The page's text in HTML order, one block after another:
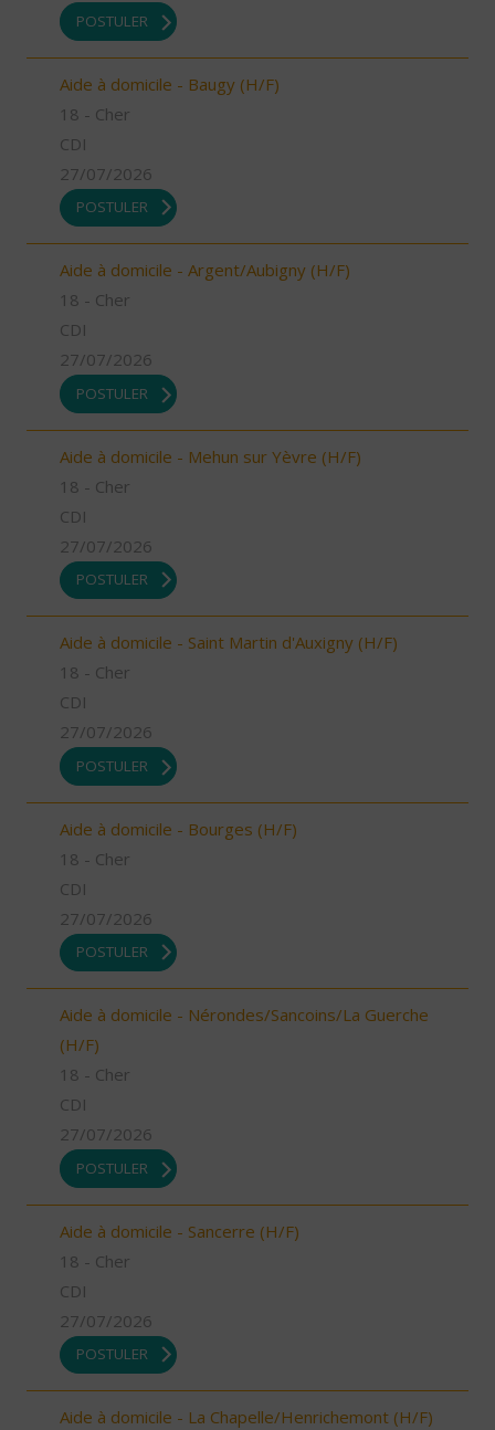
POSTULER
Aide à domicile - Baugy (H/F)
18 - Cher
CDI
27/07/2026
POSTULER
Aide à domicile - Argent/Aubigny (H/F)
18 - Cher
CDI
27/07/2026
POSTULER
Aide à domicile - Mehun sur Yèvre (H/F)
18 - Cher
CDI
27/07/2026
POSTULER
Aide à domicile - Saint Martin d'Auxigny (H/F)
18 - Cher
CDI
27/07/2026
POSTULER
Aide à domicile - Bourges (H/F)
18 - Cher
CDI
27/07/2026
POSTULER
Aide à domicile - Nérondes/Sancoins/La Guerche
(H/F)
18 - Cher
CDI
27/07/2026
POSTULER
Aide à domicile - Sancerre (H/F)
18 - Cher
CDI
27/07/2026
POSTULER
Aide à domicile - La Chapelle/Henrichemont (H/F)